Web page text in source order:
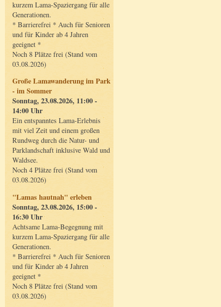
kurzem Lama-Spaziergang für alle
Generationen.
* Barrierefrei * Auch für Senioren
und für Kinder ab 4 Jahren
geeignet *
Noch 8 Plätze frei (Stand vom
03.08.2026)
Große Lamawanderung im Park
- im Sommer
Sonntag, 23.08.2026, 11:00 -
14:00 Uhr
Ein entspanntes Lama-Erlebnis
mit viel Zeit und einem großen
Rundweg durch die Natur- und
Parklandschaft inklusive Wald und
Waldsee.
Noch 4 Plätze frei (Stand vom
03.08.2026)
"Lamas hautnah" erleben
Sonntag, 23.08.2026, 15:00 -
16:30 Uhr
Achtsame Lama-Begegnung mit
kurzem Lama-Spaziergang für alle
Generationen.
* Barrierefrei * Auch für Senioren
und für Kinder ab 4 Jahren
geeignet *
Noch 8 Plätze frei (Stand vom
03.08.2026)